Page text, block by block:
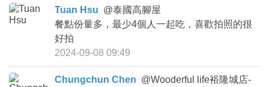
推薦景點
討論區
Tuan Hsu @泰國高腳屋
餐點份量多，最少4個人一起吃，喜歡拍照的很
好拍
2024-09-08 09:49
Chungchun Chen @Wooderful life裕隆城店-